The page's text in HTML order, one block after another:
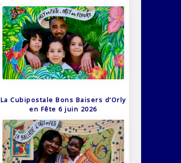
La Cubipostale Bons Baisers d’Orly
en Fête 6 juin 2026